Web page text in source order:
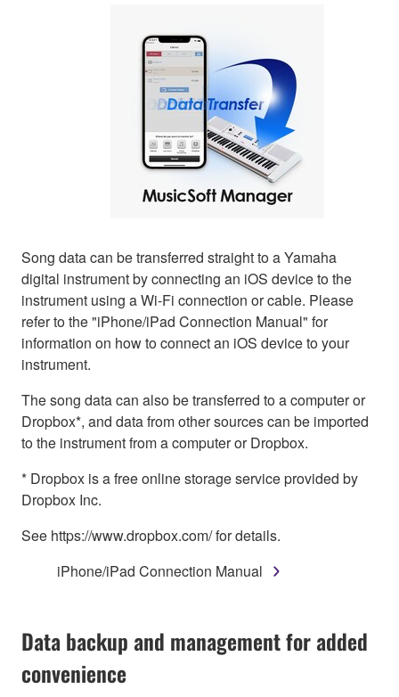
Song data can be transferred straight to a Yamaha
digital instrument by connecting an iOS device to the
instrument using a Wi-Fi connection or cable. Please
refer to the "iPhone/iPad Connection Manual" for
information on how to connect an iOS device to your
instrument.
The song data can also be transferred to a computer or
Dropbox*, and data from other sources can be imported
to the instrument from a computer or Dropbox.
* Dropbox is a free online storage service provided by
Dropbox Inc.
See https://www.dropbox.com/ for details.
iPhone/iPad Connection Manual
Data backup and management for added
convenience